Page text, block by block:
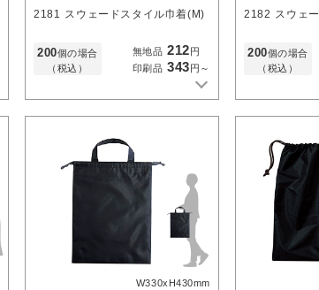
2181 スウェードスタイル巾着(M)
200個の場合
（税込）
無地品 212 円
印刷品 343 円～
2182 スウェ
200個の場合
（税込）
W330xH430mm